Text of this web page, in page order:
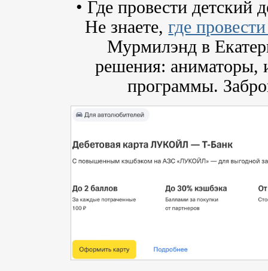
• Где провести детский
Не знаете,где
Мурмилэнд в
решения: аниматоры,
программы.